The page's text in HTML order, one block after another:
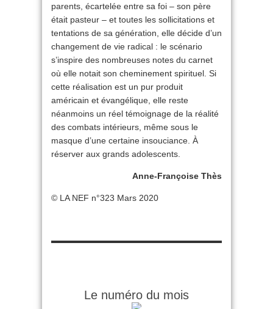
parents, écartelée entre sa foi – son père
était pasteur – et toutes les sollicitations et
tentations de sa génération, elle décide d’un
changement de vie radical : le scénario
s’inspire des nombreuses notes du carnet
où elle notait son cheminement spirituel. Si
cette réalisation est un pur produit
américain et évangélique, elle reste
néanmoins un réel témoignage de la réalité
des combats intérieurs, même sous le
masque d’une certaine insouciance. À
réserver aux grands adolescents.
Anne-Françoise Thès
© LA NEF n°323 Mars 2020
Le numéro du mois